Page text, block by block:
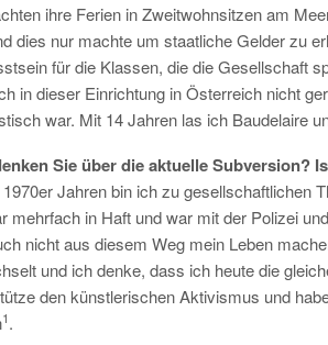
ihre Ferien in Zweitwohnsitzen am
dies nur machte um staatliche Gelder zu
für die Klassen, die die Gesellschaft
in dieser Einrichtung in Österreich nicht
war. Mit 14 Jahren las ich Baudelaire
Sie über die aktuelle Subversion?
1970er Jahren bin ich zu gesellschaftlichen
mehrfach in Haft und war mit der Polizei
nicht aus diesem Weg mein Leben
und ich denke, dass ich heute die
den künstlerischen Aktivismus und
1.